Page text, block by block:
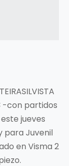
-con partidos
jueves
para Juvenil
en Visma 2